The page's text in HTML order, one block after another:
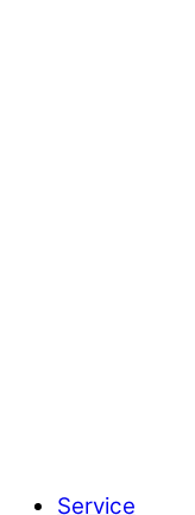
Service